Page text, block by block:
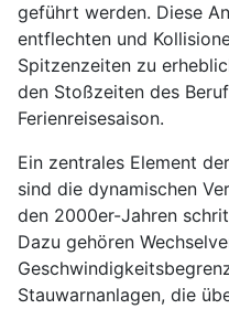
geführt werden. Diese
entflechten und
Spitzenzeiten zu
den Stoßzeiten des
Ferienreisesaison.
Ein zentrales Element
sind die dynamischen
den 2000er-Jahren
Dazu gehören
Stauwarnanlagen, die